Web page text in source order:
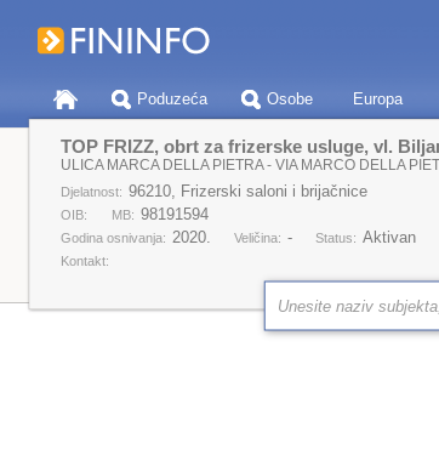
Poduzeća Osobe Europa
TOP FRIZZ, obrt za frizerske usluge, vl.
ULICA MARCA DELLA PIETRA - VIA MARCO DELLA
Djelatnost: 96210, Frizerski saloni i brijačnice
OIB: MB: 98191594
Godina osnivanja: 2020. Veličina: - Status: Aktivan
Kontakt: